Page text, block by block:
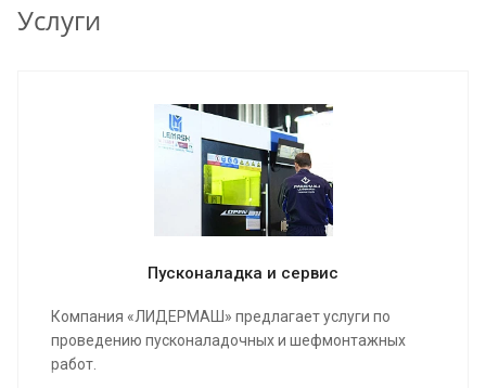
Услуги
Пусконаладка и сервис
Компания «ЛИДЕРМАШ» предлагает услуги по
проведению пусконаладочных и шефмонтажных
работ.